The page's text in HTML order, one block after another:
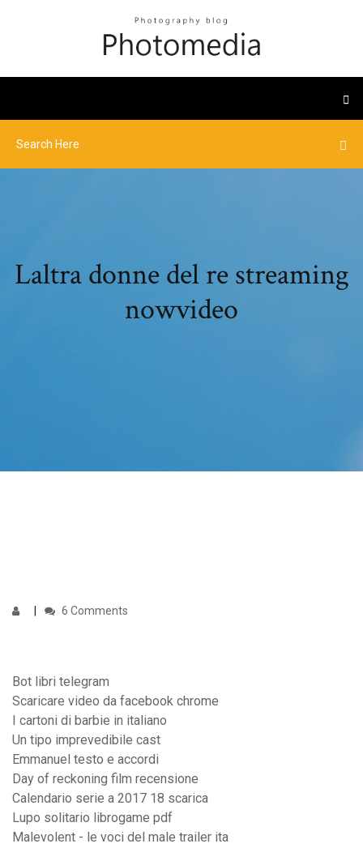
Laltra donne del re streaming
nowvideo
6 Comments
Bot libri telegram
Scaricare video da facebook chrome
I cartoni di barbie in italiano
Un tipo imprevedibile cast
Emmanuel testo e accordi
Day of reckoning film recensione
Calendario serie a 2017 18 scarica
Lupo solitario librogame pdf
Malevolent - le voci del male trailer ita